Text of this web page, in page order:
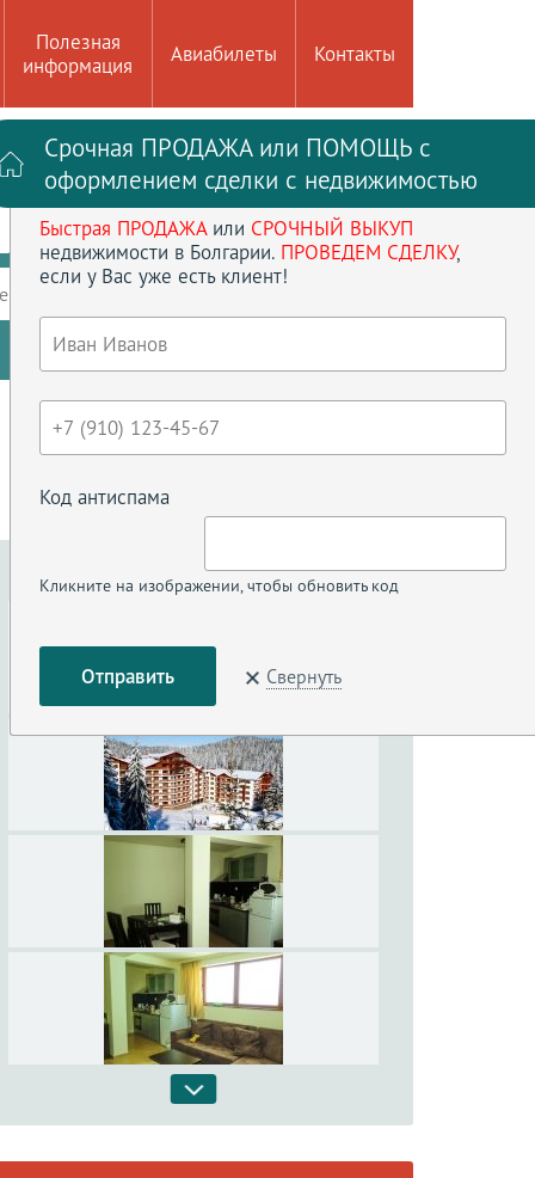
Полезная
информация
Авиабилеты Контакты
Войти на сайт Регистрация
до кв.м
Кол-во спален
Срочная ПРОДАЖА или ПОМОЩЬ с
оформлением сделки с недвижимостью
Быстрая ПРОДАЖАили СРОЧНЫЙ ВЫКУП
недвижимости в Болгарии. ПРОВЕДЕМ СДЕЛКУ,
если у Вас уже есть клиент!
Код антиспама
Кликните на изображении, чтобы обновить код
Свернуть